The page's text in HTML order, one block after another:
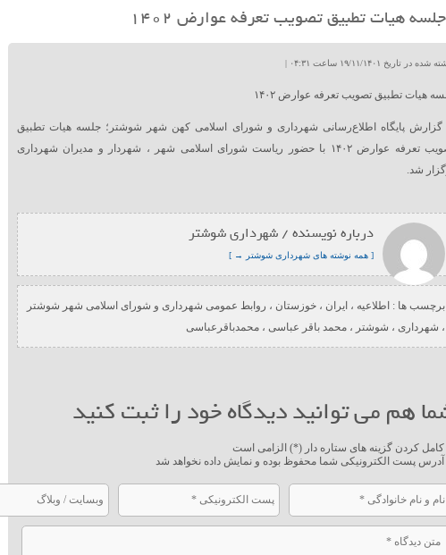
جلسه هیات تطبیق تصویب تعرفه عوارض ۱۴۰۲
شده در تاریخ ۱۹/۱۱/۱۴۰۱ ساعت ۰۴:۳۱ |
هیات تطبیق تصویب تعرفه عوارض ۱۴۰۲
گزارش پایگاه اطلاع‌رسانی شهرداری و شورای اسلامی کهن شهر شوشتر؛ جلسه هیات تطبیق
تصویب تعرفه عوارض ۱۴۰۲ با حضور ریاست شورای اسلامی شهر ، شهردار و مدیران شهرداری
شد.
درباره نویسنده / شهرداری شوشتر
[ همه نوشته های شهرداری شوشتر → ]
برچسب ها : اطلاعیه ، ایران ، خوزستان ، روابط عمومی شهرداری و شورای اسلامی شهر شوشتر
، شهرداری ، شوشتر ، محمد باقر عباسی ، محمدباقرعباسی
هم می توانید دیدگاه خود را ثبت کنید
کردن گزینه های ستاره دار (*) الزامی است
پست الکترونیکی شما محفوظ بوده و نمایش داده نخواهد شد